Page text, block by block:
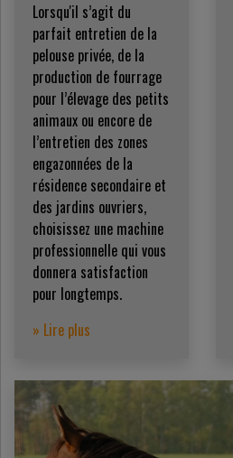
Lorsqu'il s’agit du
parfait entretien de la
pelouse privée, de la
production de fourrage
pour l’élevage des petits
animaux ou encore de
l’entretien des zones
engazonnées de la
résidence secondaire et
des jardins ouvriers,
choisissez une machine
professionnelle qui vous
donnera satisfaction
pour longtemps.
» Lire plus